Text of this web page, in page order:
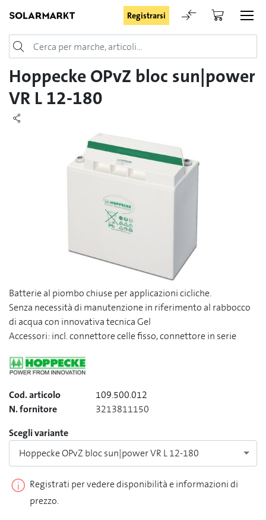
Registrarsi
Login
Rimani registrato
Registrarsi
Password dimenticata
Richiesta di registrazione per login
Hoppecke OPvZ bloc sun|power
VR L 12-180
Batterie al piombo chiuse per applicazioni cicliche.
Senza necessità di manutenzione in riferimento al rabbocco
di acqua con innovativa tecnica Gel
Accessori: incl. connettore celle fisso, connettore in serie
Cod. articolo
109.500.012
N. fornitore
3213811150
Scegli variante
Hoppecke OPvZ bloc sun|power VR L 12-180
Registrati per vedere disponibilità e informazioni di
prezzo.